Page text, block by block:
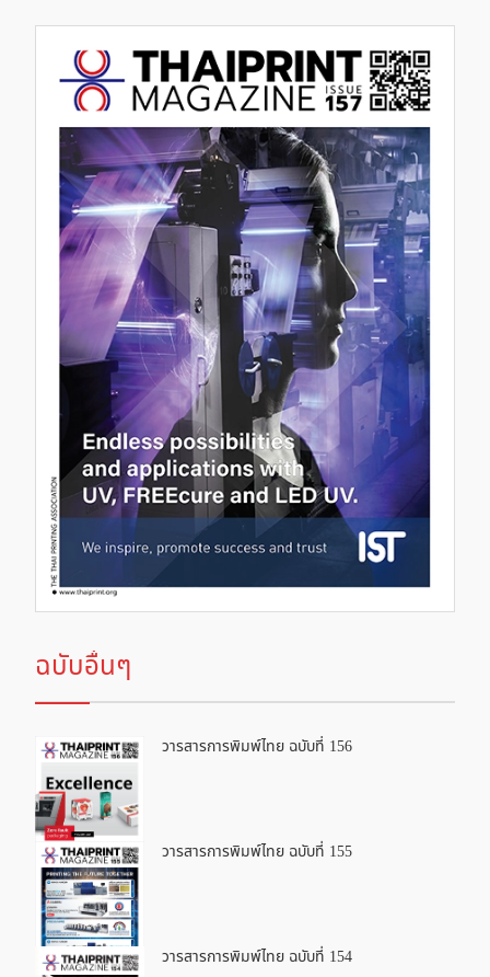
ฉบับอื่นๆ
วารสารการพิมพ์ไทย ฉบับที่ 156
วารสารการพิมพ์ไทย ฉบับที่ 155
วารสารการพิมพ์ไทย ฉบับที่ 154